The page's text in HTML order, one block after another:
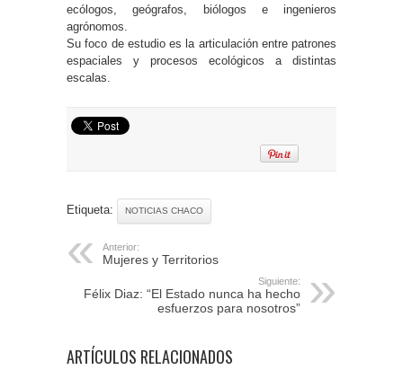
ecólogos, geógrafos, biólogos e ingenieros
agrónomos.
Su foco de estudio es la articulación entre patrones
espaciales y procesos ecológicos a distintas
escalas.
Etiqueta: NOTICIAS CHACO
Anterior:
Mujeres y Territorios
Siguiente:
Félix Diaz: “El Estado nunca ha hecho
esfuerzos para nosotros”
ARTÍCULOS RELACIONADOS